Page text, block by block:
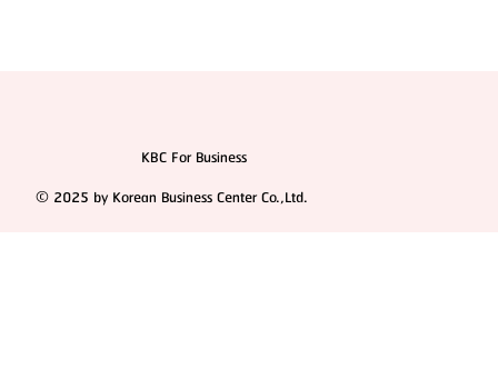
KBC For Business
© 2025 by Korean Business Center Co.,Ltd.